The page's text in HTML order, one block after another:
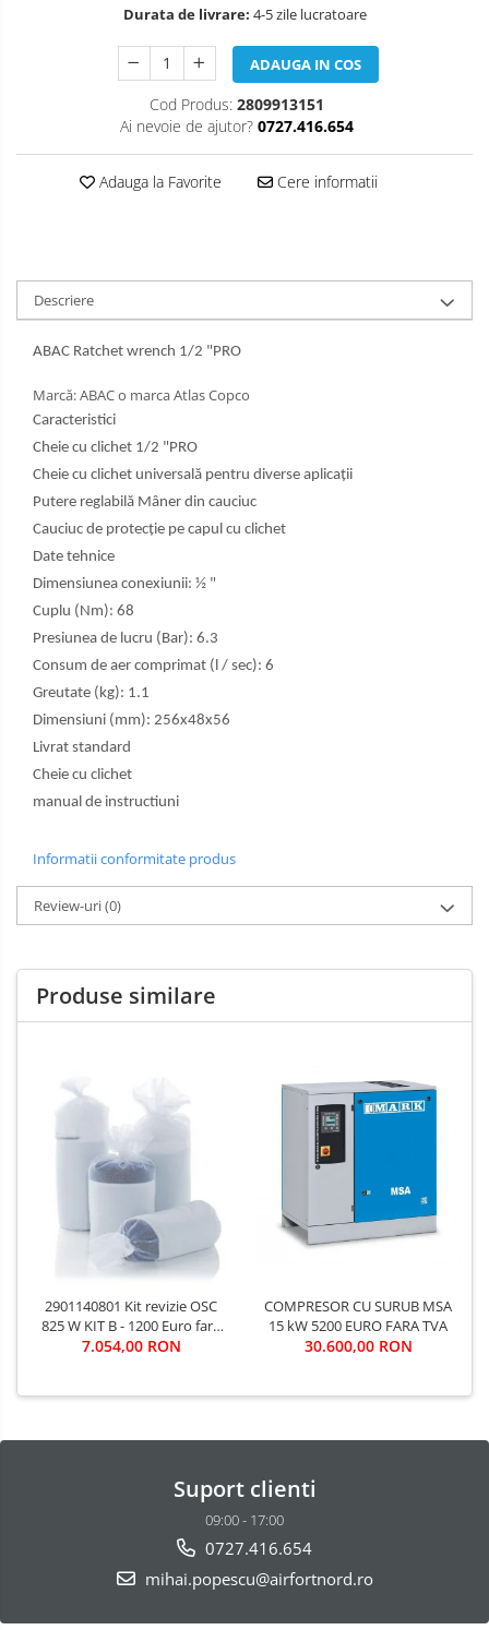
Durata de livrare: 4-5 zile lucratoare
ADAUGA IN COS
Cod Produs: 2809913151
Ai nevoie de ajutor? 0727.416.654
Adauga la Favorite Cere informatii
Descriere
ABAC Ratchet wrench 1/2 "PRO
Marcă: ABAC o marca Atlas Copco
Caracteristici
Cheie cu clichet 1/2 "PRO
Cheie cu clichet universală pentru diverse aplicații
Putere reglabilă Mâner din cauciuc
Cauciuc de protecție pe capul cu clichet
Date tehnice
Dimensiunea conexiunii: ½ "
Cuplu (Nm): 68
Presiunea de lucru (Bar): 6.3
Consum de aer comprimat (l / sec): 6
Greutate (kg): 1.1
Dimensiuni (mm): 256x48x56
Livrat standard
Cheie cu clichet
manual de instructiuni
Informatii conformitate produs
Review-uri(0)
Produse similare
2901140801 Kit revizie OSC
825 W KIT B - 1200 Euro fara
TVA
7.054,00 RON
COMPRESOR CU SURUB MSA
15 kW 5200 EURO FARA TVA
30.600,00 RON
Suport clienti
09:00 - 17:00
0727.416.654
mihai.popescu@airfortnord.ro